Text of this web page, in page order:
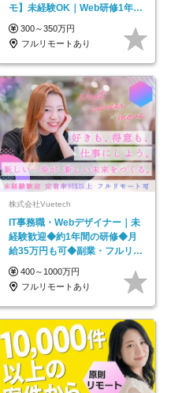
モ】未経験OK｜Web研修1年間
｜副業OK
300～350万円
フルリモートあり
株式会社Vuetech
IT事務職・Webデザイナー｜未
経験歓迎◆約1年間の研修◆月
給35万円も可◆副業・フルリモ
ート可◆年休126日
400～1000万円
フルリモートあり